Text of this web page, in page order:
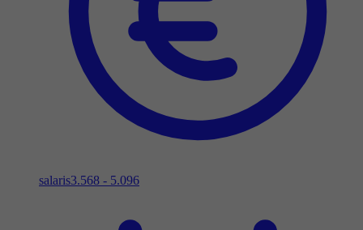
salaris3.568 - 5.096